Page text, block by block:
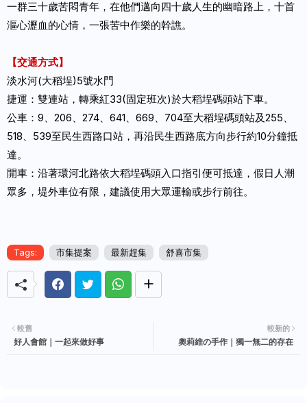
一群三十歲苦悶青年，在他們邁向四十歲人生的幽暗路上，十首
漚心瀝血的心情，一張苦中作樂的幹譙。
【交通方式】
淡水河(大稻埕)5號水門
捷運：雙連站，轉乘紅33(固定班次)於大稻埕碼頭站下車。
公車：9、206、274、641、669、704至大稻埕碼頭站及255、
518、539至民生西路口站，再沿民生西路底方向步行約10分鐘抵
達。
開車：沿著環河北路依大稻埕碼頭入口指引便可抵達，假日人潮
眾多，堤外車位有限，建議使用大眾運輸或步行前往。
Tags: 市集提案 最新趕集 舒喜市集
較新的
奧莉維の手作｜獨一無二的存在
較舊
好人會館｜一起來做好事